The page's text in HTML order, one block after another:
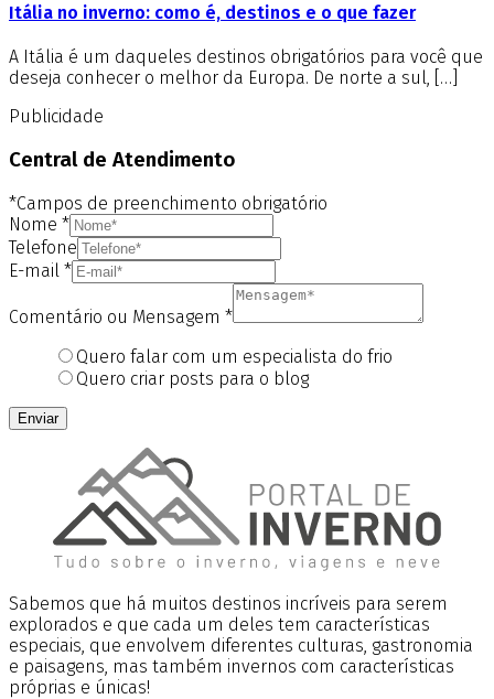
Itália no inverno: como é, destinos e o que fazer
A Itália é um daqueles destinos obrigatórios para você que
deseja conhecer o melhor da Europa. De norte a sul, […]
Publicidade
Central de Atendimento
*Campos de preenchimento obrigatório
Nome *
Telefone
E-mail *
Comentário ou Mensagem *
Quero falar com um especialista do frio
Quero criar posts para o blog
Enviar
Sabemos que há muitos destinos incríveis para serem
explorados e que cada um deles tem características
especiais, que envolvem diferentes culturas, gastronomia
e paisagens, mas também invernos com características
próprias e únicas!